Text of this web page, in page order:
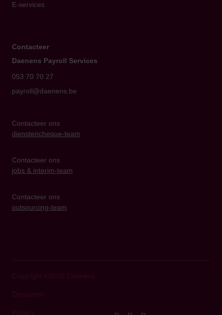
E-services
Contacteer
Daenens Payroll Services
053 70 70 27
payroll@daenens.be
Contacteer ons
dienstencheque-team
Contacteer ons
jobs & interim-team
Contacteer ons
outsourcing-team
Copyright ©2026 Daenens
Disclaimer
Privacy